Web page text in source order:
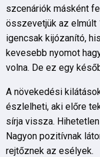
szcenáriók másként
összevetjük az elmúlt
igencsak kijózanító,
kevesebb nyomot
volna. De ez egy
A növekedési
észlelheti, aki előre
sírja vissza.
Nagyon pozitívnak
rejtőznek az esélyek.